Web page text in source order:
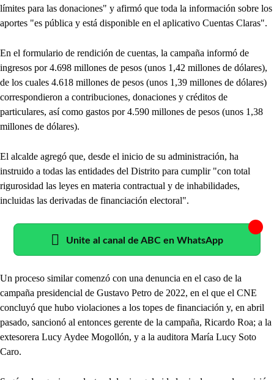
límites para las donaciones" y afirmó que toda la información sobre los
aportes "es pública y está disponible en el aplicativo Cuentas Claras".
En el formulario de rendición de cuentas, la campaña informó de
ingresos por 4.698 millones de pesos (unos 1,42 millones de dólares),
de los cuales 4.618 millones de pesos (unos 1,39 millones de dólares)
correspondieron a contribuciones, donaciones y créditos de
particulares, así como gastos por 4.590 millones de pesos (unos 1,38
millones de dólares).
El alcalde agregó que, desde el inicio de su administración, ha
instruido a todas las entidades del Distrito para cumplir "con total
rigurosidad las leyes en materia contractual y de inhabilidades,
incluidas las derivadas de financiación electoral".
Unite al canal de ABC en WhatsApp
Un proceso similar comenzó con una denuncia en el caso de la
campaña presidencial de Gustavo Petro de 2022, en el que el CNE
concluyó que hubo violaciones a los topes de financiación y, en abril
pasado, sancionó al entonces gerente de la campaña, Ricardo Roa; a la
extesorera Lucy Aydee Mogollón, y a la auditora María Lucy Soto
Caro.